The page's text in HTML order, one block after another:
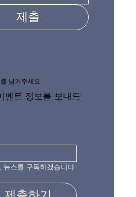
남겨주세요
벤트 정보를 보내드
뉴스를 구독하겠습니다
제출